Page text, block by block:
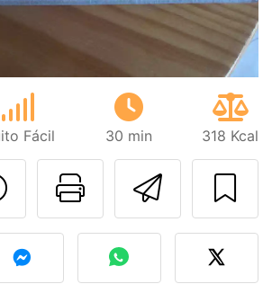
Fácil 30 min 318 Kcal
Imprima
Falar com o autor
receita?